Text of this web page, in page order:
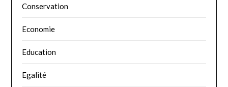
Conservation
Economie
Education
Egalité